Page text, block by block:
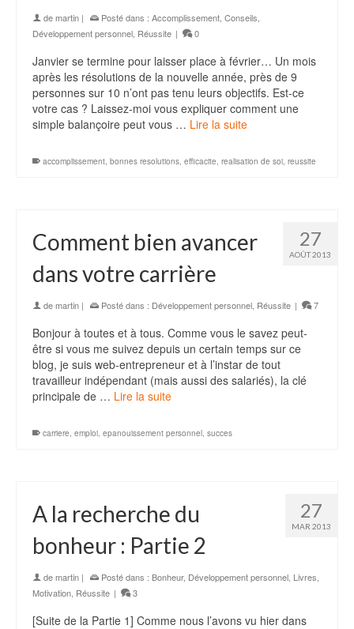
demartin | Posté dans : Accomplissement Conseils
Développement personnel Réussite | 0
Janvier se termine pour laisser place à février… Un mois
après les résolutions de la nouvelle année, près de 9
personnes sur 10 n’ont pas tenu leurs objectifs. Est-ce
votre cas ? Laissez-moi vous expliquer comment une
simple balançoire peut vous … Lire la suite
accomplissement, bonnes resolutions, efficacite, realisation de soi, reussite
27
AOÛT 2013
Comment bien avancer
dans votre carrière
demartin | Posté dans : Développement personnel Réussite | 7
Bonjour à toutes et à tous. Comme vous le savez peut-
être si vous me suivez depuis un certain temps sur ce
blog, je suis web-entrepreneur et à l’instar de tout
travailleur indépendant (mais aussi des salariés), la clé
principale de … Lire la suite
carriere, emploi, epanouissement personnel, succes
27
MAR 2013
A la recherche du
bonheur : Partie 2
demartin | Posté dans : Bonheur, Développement personnel Livres
Motivation Réussite | 3
[Suite de la Partie 1] Comme nous l’avons vu hier dans